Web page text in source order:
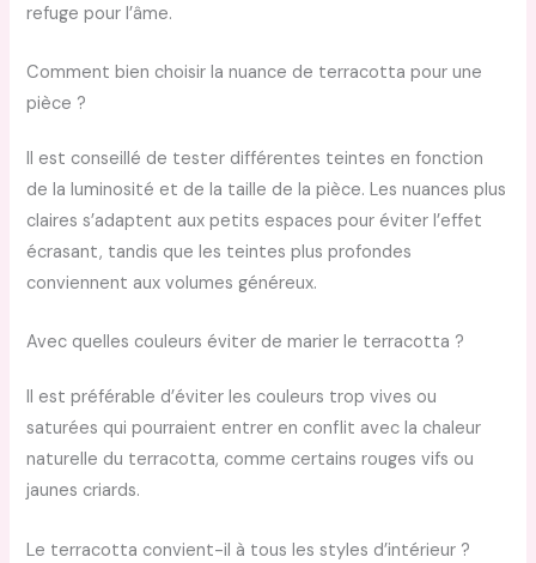
refuge pour l’âme.
Comment bien choisir la nuance de terracotta pour une
pièce ?
Il est conseillé de tester différentes teintes en fonction
de la luminosité et de la taille de la pièce. Les nuances plus
claires s’adaptent aux petits espaces pour éviter l’effet
écrasant, tandis que les teintes plus profondes
conviennent aux volumes généreux.
Avec quelles couleurs éviter de marier le terracotta ?
Il est préférable d’éviter les couleurs trop vives ou
saturées qui pourraient entrer en conflit avec la chaleur
naturelle du terracotta, comme certains rouges vifs ou
jaunes criards.
Le terracotta convient-il à tous les styles d’intérieur ?